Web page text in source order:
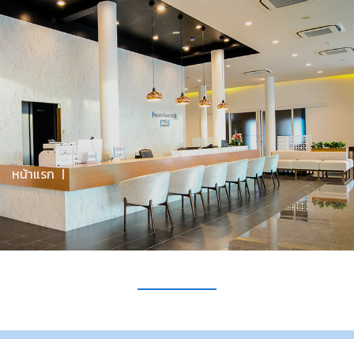
จันทร์-ศุกร์ 09.00 - 20.00 / เสาร์ 9.00-17.00 / อาทิตย์ 09.00-
16.00
มีคำถามไหม? โทรหาเราที่094-608-0022
Menu
หน้าแรก